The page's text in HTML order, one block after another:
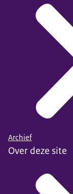
Archief
Over deze site